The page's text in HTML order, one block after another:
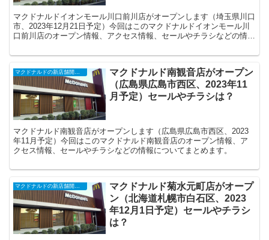
マクドナルドイオンモール川口前川店がオープンします（埼玉県川口
市、2023年12月21日予定）今回はこのマクドナルドイオンモール川
口前川店のオープン情報、アクセス情報、セールやチラシなどの情報
マクドナルド南観音店がオープン
（広島県広島市西区、2023年11
月予定）セールやチラシは？
マクドナルド南観音店がオープンします（広島県広島市西区、2023
年11月予定）今回はこのマクドナルド南観音店のオープン情報、ア
クセス情報、セールやチラシなどの情報についてまとめます。
マクドナルドの新店舗開店・閉店・オープンセール（2025年）
マクドナルド菊水元町店がオープ
ン（北海道札幌市白石区、2023
年12月1日予定）セールやチラシ
は？